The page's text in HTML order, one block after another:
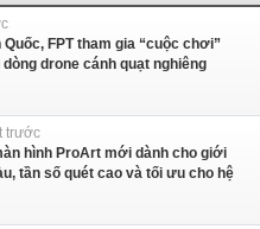
FPT tham gia “cuộc chơi”
drone cánh quạt nghiêng
trước
hình ProArt mới dành cho giới
tần số quét cao và tối ưu cho hệ